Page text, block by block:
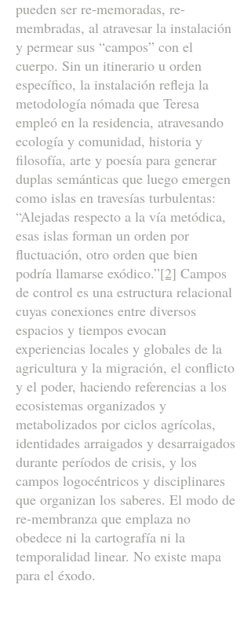
pueden ser re-memoradas, re-
membradas, al atravesar la instalación
y permear sus “campos” con el
cuerpo. Sin un itinerario u orden
específico, la instalación refleja la
metodología nómada que Teresa
empleó en la residencia, atravesando
ecología y comunidad, historia y
filosofía, arte y poesía para generar
duplas semánticas que luego emergen
como islas en travesías turbulentas:
“Alejadas respecto a la vía metódica,
esas islas forman un orden por
fluctuación, otro orden que bien
podría llamarse exódico.”[2] Campos
de control es una estructura relacional
cuyas conexiones entre diversos
espacios y tiempos evocan
experiencias locales y globales de la
agricultura y la migración, el conflicto
y el poder, haciendo referencias a los
ecosistemas organizados y
metabolizados por ciclos agrícolas,
identidades arraigados y desarraigados
durante períodos de crisis, y los
campos logocéntricos y disciplinares
que organizan los saberes. El modo de
re-membranza que emplaza no
obedece ni la cartografía ni la
temporalidad linear. No existe mapa
para el éxodo.